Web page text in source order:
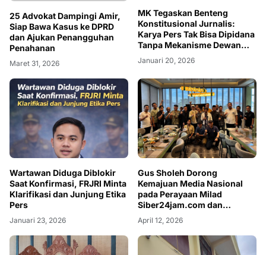
25 Advokat Dampingi Amir,
Siap Bawa Kasus ke DPRD
dan Ajukan Penangguhan
Penahanan
Maret 31, 2026
MK Tegaskan Benteng
Konstitusional Jurnalis:
Karya Pers Tak Bisa Dipidana
Tanpa Mekanisme Dewan
Pers
Januari 20, 2026
Wartawan Diduga Diblokir
Saat Konfirmasi, FRJRI Minta
Klarifikasi dan Junjung Etika
Pers
Januari 23, 2026
Gus Sholeh Dorong
Kemajuan Media Nasional
pada Perayaan Milad
Siber24jam.com dan
Liputan08.com
April 12, 2026